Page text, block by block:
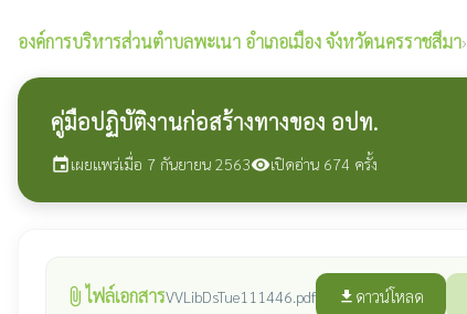
องค์การบริหารส่วนตำบลพะเนา อำเภอเมือง จังหวัดนครราชสีมา›
คู่มือปฏิบัติงานก่อสร้างทางของ อปท.
eventเผยแพร่เมื่อ 7 กันยายน 2563visibilityเปิดอ่าน 674 ครั้ง
attach_file ไฟล์เอกสารVVLibDsTue111446.pdf file_download ดาวน์โหลด